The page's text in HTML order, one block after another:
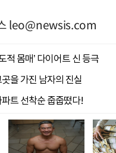
leo@newsis.com